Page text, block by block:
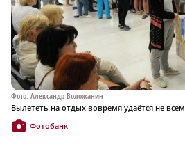
Фото: Александр Воложанин
Вылететь на отдых вовремя удаётся не всем
Фотобанк